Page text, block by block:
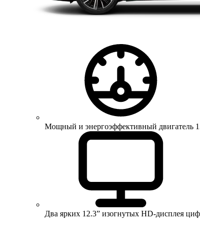
Мощный и энергоэффективный двигатель
Два ярких 12.3” изогнутых HD-дисплея